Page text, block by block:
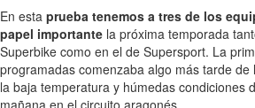
En esta prueba tenemos a tres de los
papel importante la próxima temporada
Superbike como en el de Supersport. La
programadas comenzaba algo más tarde
la baja temperatura y húmedas condiciones